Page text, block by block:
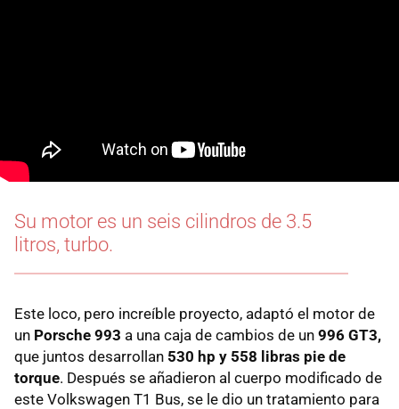
Su motor es un seis cilindros de 3.5
litros, turbo.
Este loco, pero increíble proyecto, adaptó el motor de
un Porsche 993 a una caja de cambios de un 996 GT3,
que juntos desarrollan 530 hp y 558 libras pie de
torque. Después se añadieron al cuerpo modificado de
este Volkswagen T1 Bus, se le dio un tratamiento para